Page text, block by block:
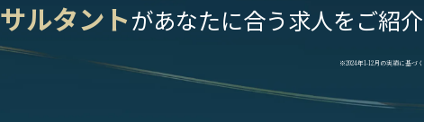
ルタントがあなたに合う求人をご紹介
※2024年1-12月の実績に基づく